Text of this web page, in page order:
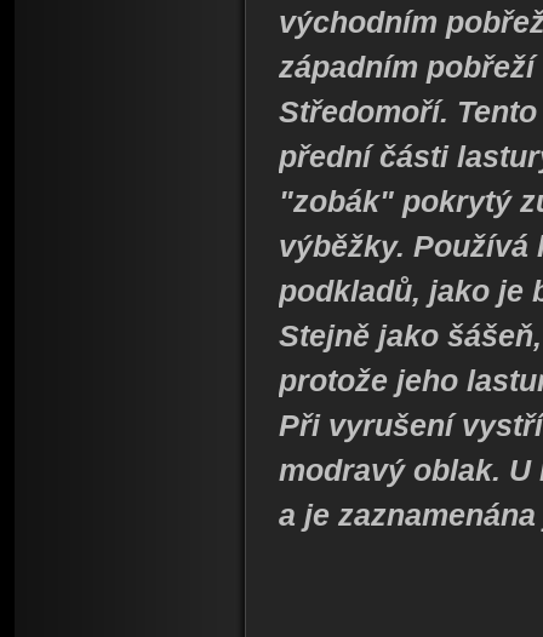
východním
západním pobřeží
Středomoří.
přední části
"zobák" pokrytý
výběžky. Používá
podkladů, jako je
Stejně jako
protože jeho
Při vyrušení
modravý oblak.
a je